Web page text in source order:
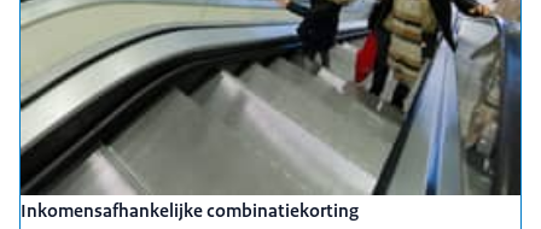
Inkomensafhankelijke combinatiekorting